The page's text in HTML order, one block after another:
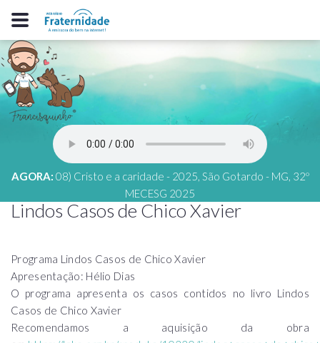
AGORA: 08) Cristo e a caridade - 2025, São Gotardo - MG, 32º
MECESG 2025
Lindos Casos de Chico Xavier
Programa Lindos Casos de Chico Xavier
Apresentação: Hélio Dias
O programa apresenta os casos contidos no livro Lindos
Casos de Chico Xavier
Recomendamos a aquisição da obra